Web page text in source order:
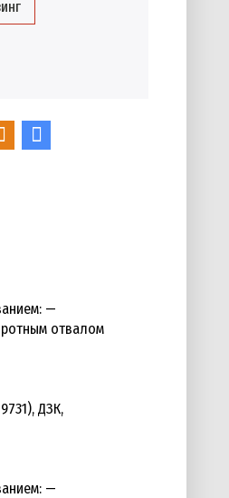
—
отвалом
ДЗК,
—